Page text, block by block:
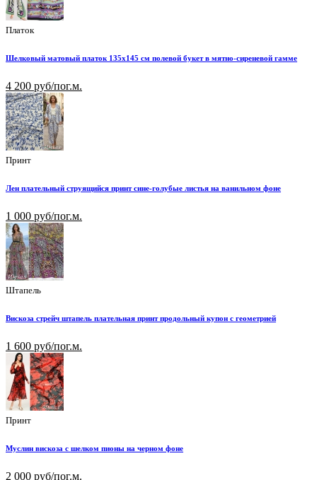
Платок
Шелковый матовый платок 135х145 см полевой букет в мятно-сиреневой гамме
4 200 руб/пог.м.
Принт
Лен плательный струящийся принт сине-голубые листья на ванильном фоне
1 000 руб/пог.м.
Штапель
Вискоза стрейч штапель плательная принт продольный купон с геометрией
1 600 руб/пог.м.
Принт
Муслин вискоза с шелком пионы на черном фоне
2 000 руб/пог.м.